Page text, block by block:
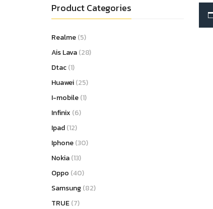
Product Categories
Realme (5)
Ais Lava (28)
Dtac(1)
Huawei (25)
I-mobile (1)
Infinix (6)
Ipad(12)
Iphone (30)
Nokia (13)
Oppo (40)
Samsung (82)
TRUE(7)